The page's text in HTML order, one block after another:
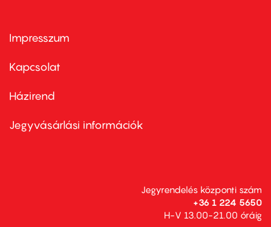
Footer
first
Impresszum
Kapcsolat
Footer
second
Házirend
Jegyvásárlási információk
Jegyrendelés központi szám
+36 1 224 5650
H-V 13.00-21.00 óráig